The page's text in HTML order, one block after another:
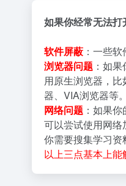
如果你经常无法
软件屏蔽 ：一些
浏览器问题 ：如
用原生浏览器，
器、VIA浏览器等。
网络问题 ：如果
可以尝试使用网
你需要搜集学习资
以上三点基本上能